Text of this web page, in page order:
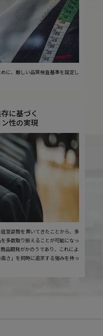
に、厳しい品質検査基準を設定し
に基づく
性の実現
営姿勢を貫いてきたことから、多
多数取り揃えることが可能になっ
品開発がかのうであり、これによ
さ」を同時に追求する強みを持っ